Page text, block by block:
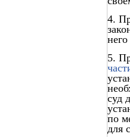
4.
5.
суд
по
для